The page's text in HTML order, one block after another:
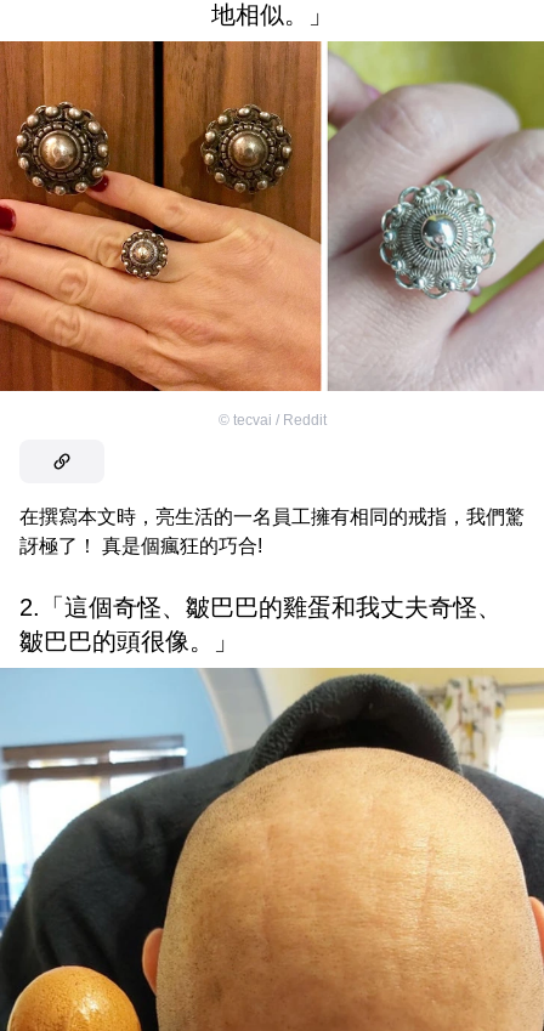
地相似。」
© tecvai / Reddit
在撰寫本文時，亮生活的一名員工擁有相同的戒指，我們驚
訝極了！ 真是個瘋狂的巧合!
2.「這個奇怪、皺巴巴的雞蛋和我丈夫奇怪、
皺巴巴的頭很像。」